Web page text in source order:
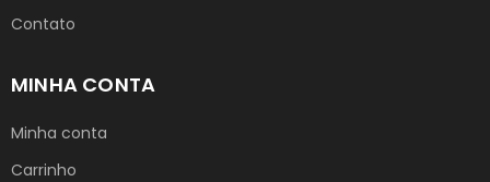
Contato
MINHA CONTA
Minha conta
Carrinho